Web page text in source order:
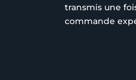
transmis une
commande